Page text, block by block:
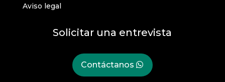
Aviso legal
Solicitar una entrevista
Contáctanos